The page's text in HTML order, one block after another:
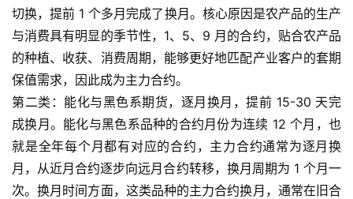
切换，提前 1 个多月完成了换月。核心原因是农产品的生产
与消费具有明显的季节性，1、5、9 月的合约，贴合农产品
的种植、收获、消费周期，能够更好地匹配产业客户的套期
保值需求，因此成为主力合约。
第二类：能化与黑色系期货，逐月换月，提前 15-30 天完
成换月。能化与黑色系品种的合约月份为连续 12 个月，也
就是全年每个月都有对应的合约，主力合约通常为逐月换
月，从近月合约逐步向远月合约转移，换月周期为 1 个月一
次。换月时间方面，这类品种的主力合约换月，通常在旧合